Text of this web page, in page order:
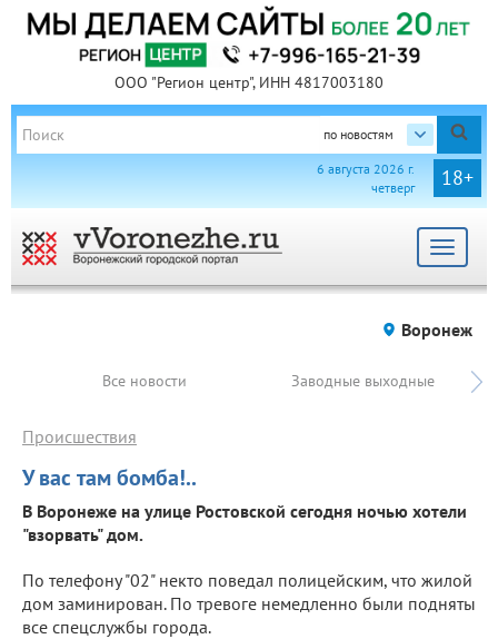
ООО "Регион центр", ИНН 4817003180
по новостям
18+
6 августа 2026 г.
четверг
Toggle
Воронеж
Все новости Заводные выходные
У вас там бомба!..
Происшествия
В Воронеже на улице Ростовской сегодня ночью хотели
"взорвать" дом.
По телефону "02" некто поведал полицейским, что жилой
дом заминирован. По тревоге немедленно были подняты
все спецслужбы города.